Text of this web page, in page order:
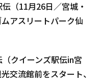
Mute
（11月26日／宮城・
アスリートパーク仙
クイーンズ駅伝in宮
交流館前をスタート、